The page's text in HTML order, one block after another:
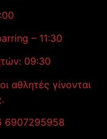
– 11:30
09:30
αθλητές γίνονται
6907295958